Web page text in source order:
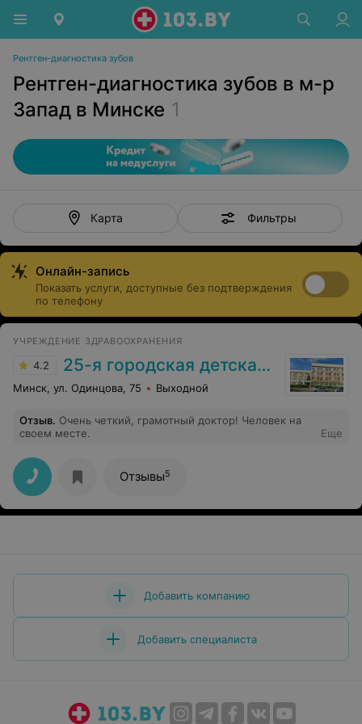
Рентген-диагностика зубов
Рентген-диагностика зубов в м-р
Запад в Минске 1
Карта Фильтры
Онлайн-запись
Показать услуги, доступные без подтверждения
по телефону
УЧРЕЖДЕНИЕ ЗДРАВООХРАНЕНИЯ
4.2 25-я городская детская поликлиника
Минск, ул. Одинцова, 75 Выходной
Отзыв. Очень четкий, грамотный доктор! Человек на
своем месте.
Еще
Отзывы5
Добавить компанию
Добавить специалиста